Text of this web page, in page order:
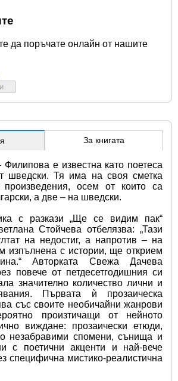
да поръчате онлайн от нашите
За книгата
е известна като поетеса
шведски. Тя има на своя сметка
произведения, осем от които са
а две – на шведски.
с разкази „Ще се видим пак“
Стойчева отбелязва: „Тази
на недостиг, а напротив – на
изпълнена с истории, ще открием
Авторката Свежа Дачева
повече от петдесетгодишния си
значително количество лични и
Първата ѝ прозаическа
със своите необичайни жанрови
произтичащи от нейното
виждане: прозаически етюди,
незабравими спомени, сънища и
с поетични акценти и най-вече
специфична мистико-реалистична